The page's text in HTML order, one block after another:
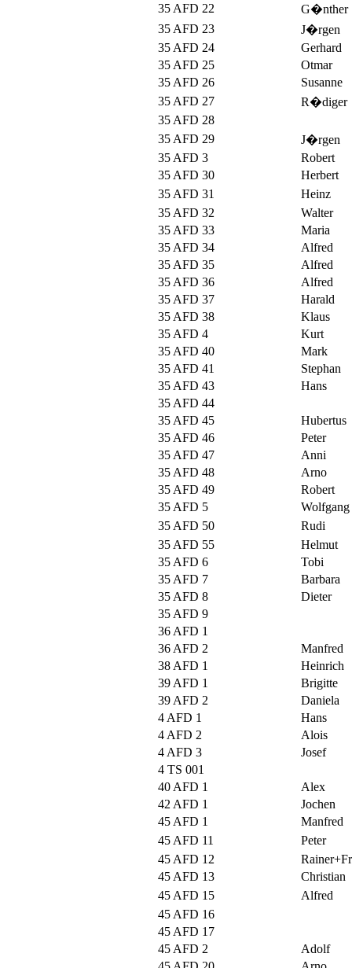
35 AFD 22
G�nther
35 AFD 23
J�rgen
35 AFD 24
Gerhard
35 AFD 25
Otmar
35 AFD 26
Susanne
35 AFD 27
R�diger
35 AFD 28
35 AFD 29
J�rgen
35 AFD 3
Robert
35 AFD 30
Herbert
35 AFD 31
Heinz
35 AFD 32
Walter
35 AFD 33
Maria
35 AFD 34
Alfred
35 AFD 35
Alfred
35 AFD 36
Alfred
35 AFD 37
Harald
35 AFD 38
Klaus
35 AFD 4
Kurt
35 AFD 40
Mark
35 AFD 41
Stephan
35 AFD 43
Hans
35 AFD 44
35 AFD 45
Hubertus
35 AFD 46
Peter
35 AFD 47
Anni
35 AFD 48
Arno
35 AFD 49
Robert
35 AFD 5
Wolfgang
35 AFD 50
Rudi
35 AFD 55
Helmut
35 AFD 6
Tobi
35 AFD 7
Barbara
35 AFD 8
Dieter
35 AFD 9
36 AFD 1
36 AFD 2
Manfred
38 AFD 1
Heinrich
39 AFD 1
Brigitte
39 AFD 2
Daniela
4 AFD 1
Hans
4 AFD 2
Alois
4 AFD 3
Josef
4 TS 001
40 AFD 1
Alex
42 AFD 1
Jochen
45 AFD 1
Manfred
45 AFD 11
Peter
45 AFD 12
45 AFD 13
Christian
45 AFD 15
Alfred
45 AFD 16
45 AFD 17
45 AFD 2
Adolf